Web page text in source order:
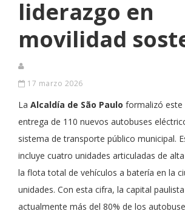
liderazgo en
movilidad
17 marzo 2026
La Alcaldía de São Paulo formalizó este
entrega de 110 nuevos autobuses
sistema de transporte público municipal.
incluye cuatro unidades articuladas de
la flota total de vehículos a batería en la
unidades. Con esta cifra, la capital
actualmente más del 80% de los